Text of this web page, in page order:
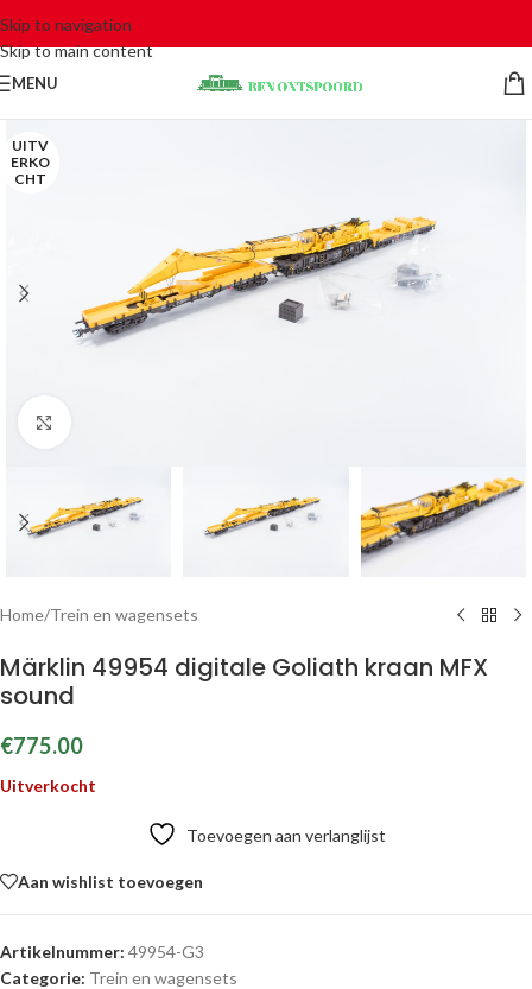
Skip to navigation
Skip to main content
MENU
UITV
ERKO
CHT
Home/Trein en wagensets
Märklin 49954 digitale Goliath kraan MFX
sound
€775.00
Uitverkocht
Toevoegen aan verlanglijst
Aan wishlist toevoegen
Artikelnummer: 49954-G3
Categorie: Trein en wagensets